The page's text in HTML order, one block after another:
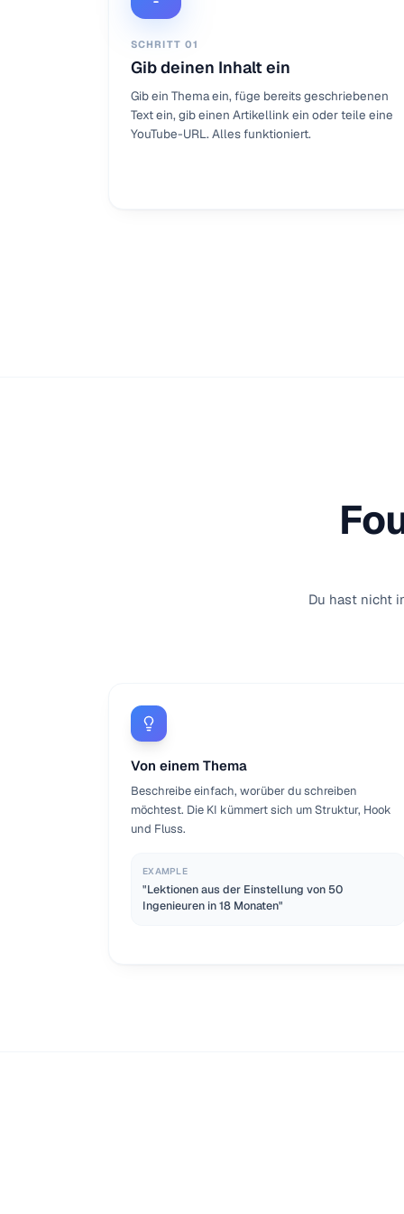
SCHRITT 01
Gib deinen Inhalt ein
Gib ein Thema ein, füge bereits geschriebenen
Text ein, gib einen Artikellink ein oder teile eine
YouTube-URL. Alles funktioniert.
Du hast nicht
Von einem Thema
Beschreibe einfach, worüber du schreiben
möchtest. Die KI kümmert sich um Struktur, Hook
und Fluss.
EXAMPLE
"Lektionen aus der Einstellung von 50
Ingenieuren in 18 Monaten"